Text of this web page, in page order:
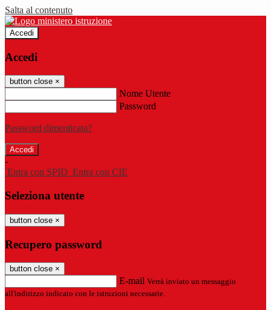
Salta al contenuto
Accedi
Accedi
button close ×
Nome Utente
Password
Password dimenticata?
-
Entra con SPID Entra con CIE
Seleziona utente
button close ×
Recupero password
button close ×
E-mail Verrà inviato un messaggio
all'indirizzo indicato con le istruzioni necessarie.